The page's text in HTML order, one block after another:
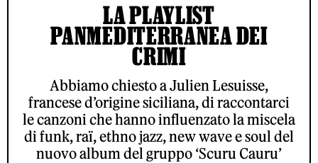
LA PLAYLIST
PANMEDITERRANEA DEI
CRIMI
Abbiamo chiesto a Julien Lesuisse,
francese d’origine siciliana, di raccontarci
le canzoni che hanno influenzato la miscela
di funk, raï, ethno jazz, new wave e soul del
nuovo album del gruppo ‘Scuru Cauru’